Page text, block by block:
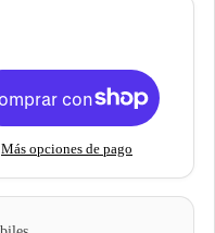
Más opciones de pago